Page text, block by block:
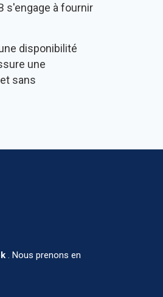
s'engage à fournir
disponibilité
une
sans
. Nous prenons en